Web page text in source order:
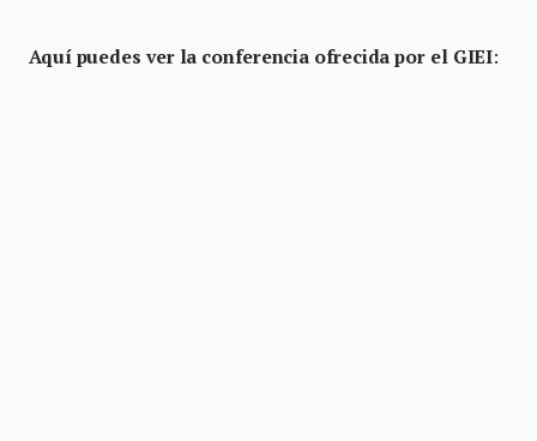
Aquí puedes ver la conferencia ofrecida por el GIEI: